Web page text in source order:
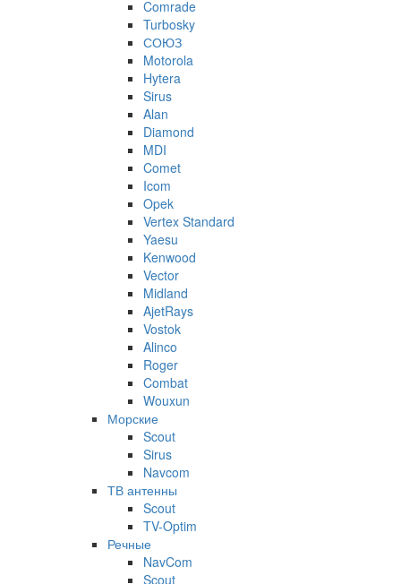
Comrade
Turbosky
СОЮЗ
Motorola
Hytera
Sirus
Alan
Diamond
MDI
Comet
Icom
Opek
Vertex Standard
Yaesu
Kenwood
Vector
Midland
AjetRays
Vostok
Alinco
Roger
Combat
Wouxun
Морские
Scout
Sirus
Navcom
ТВ антенны
Scout
TV-Optim
Речные
NavCom
Scout